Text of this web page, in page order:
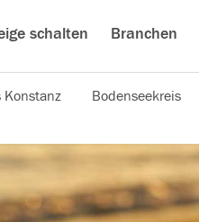
schalten Branchen
Konstanz Bodenseekreis